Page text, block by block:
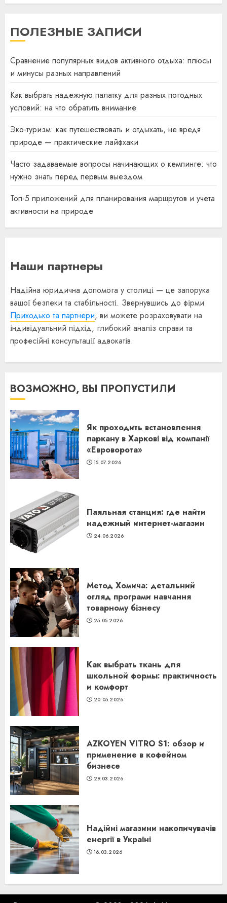
ПОЛЕЗНЫЕ ЗАПИСИ
Сравнение популярных видов активного отдыха: плюсы
и минусы разных направлений
Как выбрать надежную палатку для разных погодных
условий: на что обратить внимание
Эко-туризм: как путешествовать и отдыхать, не вредя
природе — практические лайфхаки
Часто задаваемые вопросы начинающих о кемпинге: что
нужно знать перед первым выездом
Топ-5 приложений для планирования маршрутов и учета
активности на природе
Наши партнеры
Надійна юридична допомога у столиці — це запорука
вашої безпеки та стабільності. Звернувшись до фірми
Приходько та партнери, ви можете розраховувати на
індивідуальний підхід, глибокий аналіз справи та
професійні консультації адвокатів.
ВОЗМОЖНО, ВЫ ПРОПУСТИЛИ
Як проходить встановлення
паркану в Харкові від компанії
«Евроворота»
15.07.2026
Паяльная станция: где найти
надежный интернет-магазин
24.06.2026
Метод Хомича: детальний
огляд програми навчання
товарному бізнесу
25.05.2026
Как выбрать ткань для
школьной формы: практичность
и комфорт
20.05.2026
AZKOYEN VITRO S1: обзор и
применение в кофейном
бизнесе
29.03.2026
Надійні магазини накопичувачів
енергії в Україні
16.03.2026